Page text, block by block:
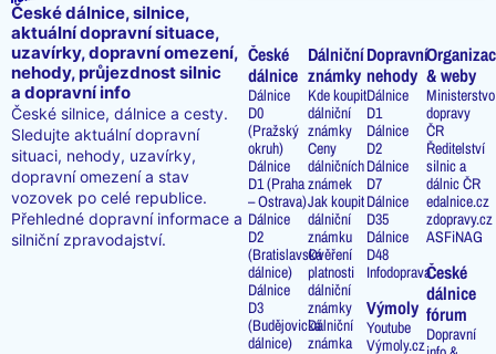
České dálnice, silnice,
aktuální dopravní situace,
uzavírky, dopravní omezení,
nehody, průjezdnost silnic
a dopravní info
České silnice, dálnice a cesty.
Sledujte aktuální dopravní
situaci, nehody, uzavírky,
dopravní omezení a stav
vozovek po celé republice.
Přehledné dopravní informace a
silniční zpravodajství.
České
dálnice
Dálnice
D0
(Pražský
okruh)
Dálnice
D1 (Praha
– Ostrava)
Dálnice
D2
(Bratislavská
dálnice)
Dálnice
D3
(Budějovická
dálnice)
Dálniční
známky
Kde koupit
dálniční
známky
Ceny
dálničních
známek
Jak koupit
dálniční
známku
Ověření
platnosti
dálniční
známky
Dálniční
známka
Dopravní
nehody
Dálnice
D1
Dálnice
D2
Dálnice
D7
Dálnice
D35
Dálnice
D48
Infodoprava
Výmoly
Youtube
Výmoly.cz
& weby
Ministerstvo
dopravy
ČR
Ředitelství
silnic a
dálnic ČR
edalnice.cz
zdopravy.cz
ASFiNAG
České
dálnice
fórum
Dopravní